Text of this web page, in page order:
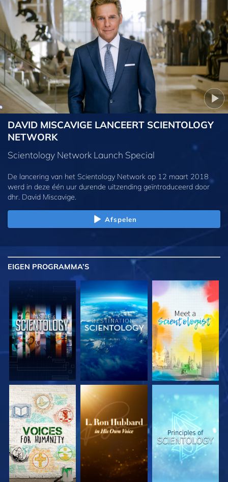
DAVID MISCAVIGE LANCEERT SCIENTOLOGY
NETWORK
Scientology Network Launch Special
De lancering van het Scientology Network op 12 maart 2018
werd in deze één uur durende uitzending geïntroduceerd door
dhr. David Miscavige.
Afspelen
EIGEN PROGRAMMA’S
VERKEN DE SERIE VERKEN DE SERIE VERKEN DE SERIE